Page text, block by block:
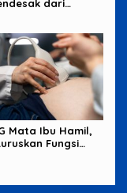
dari
Mata Ibu Hamil,
Fungsi